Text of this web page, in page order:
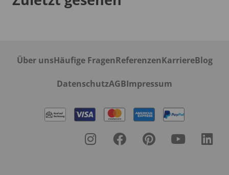
Über unsHäufige FragenReferenzenKarriereBlog
DatenschutzAGBImpressum